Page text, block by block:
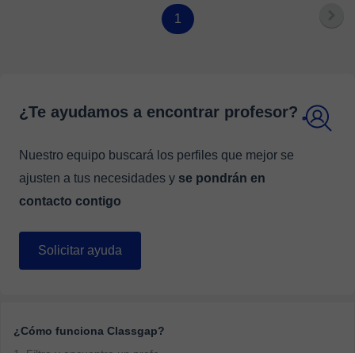
1
¿Te ayudamos a encontrar profesor?
Nuestro equipo buscará los perfiles que mejor se
ajusten a tus necesidades y se pondrán en
contacto contigo
Solicitar ayuda
¿Cómo funciona Classgap?